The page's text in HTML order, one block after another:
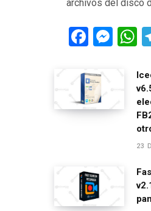
archivos del disco
F
ce
b
o
M
g
s
A
p
p
23